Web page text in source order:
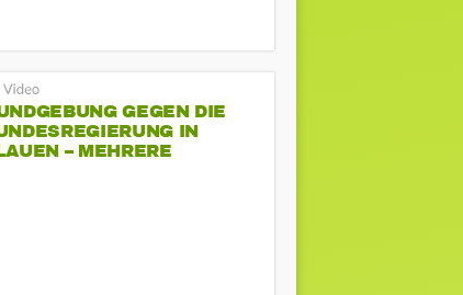
GEGEN DIE
IN
– MEHRERE